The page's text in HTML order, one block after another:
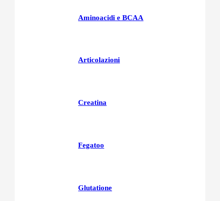
Aminoacidi e BCAA
Articolazioni
Creatina
Fegatoo
Glutatione